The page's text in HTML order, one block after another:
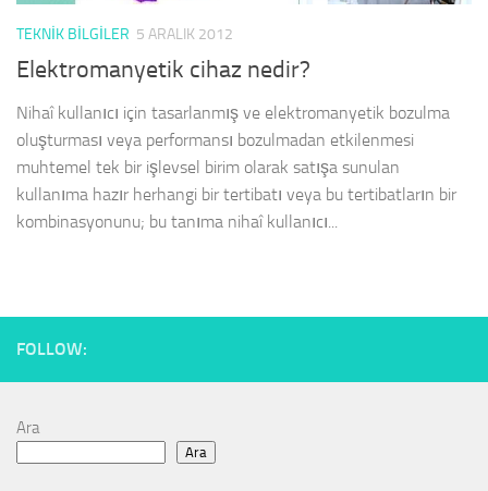
TEKNIK BILGILER 5 ARALIK 2012
Elektromanyetik cihaz nedir?
Nihaî kullanıcı için tasarlanmış ve elektromanyetik bozulma
oluşturması veya performansı bozulmadan etkilenmesi
muhtemel tek bir işlevsel birim olarak satışa sunulan
kullanıma hazır herhangi bir tertibatı veya bu tertibatların bir
kombinasyonunu; bu tanıma nihaî kullanıcı...
FOLLOW:
Ara
Ara